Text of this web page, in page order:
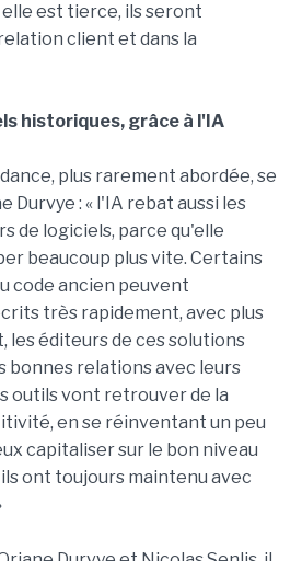
elle est tierce, ils seront
client et dans la
historiques, grâce à l'IA
plus rarement abordée, se
Durvye : « l'IA rebat aussi les
de logiciels, parce qu'elle
beaucoup plus vite. Certains
code ancien peuvent
très rapidement, avec plus
les éditeurs de ces solutions
bonnes relations avec leurs
outils vont retrouver de la
en se réinventant un peu
capitaliser sur le bon niveau
ont toujours maintenu avec